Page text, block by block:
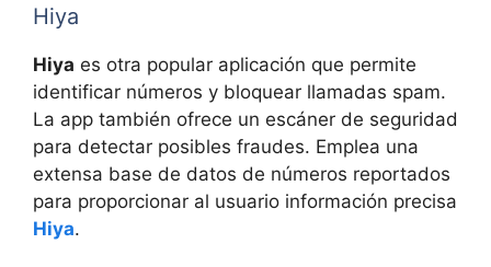
Hiya
Hiya es otra popular aplicación que permite
identificar números y bloquear llamadas spam.
La app también ofrece un escáner de seguridad
para detectar posibles fraudes. Emplea una
extensa base de datos de números reportados
para proporcionar al usuario información precisa
Hiya.